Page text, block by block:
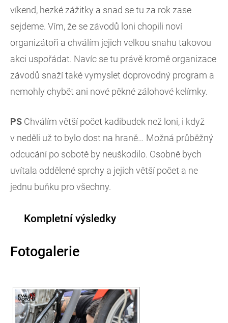
víkend, hezké zážitky a snad se tu za rok zase
sejdeme. Vím, že se závodů loni chopili noví
organizátoři a chválím jejich velkou snahu takovou
akci uspořádat. Navíc se tu právě kromě organizace
závodů snaží také vymyslet doprovodný program a
nemohly chybět ani nové pěkné zálohové kelímky.
PS Chválím větší počet kadibudek než loni, i když
v neděli už to bylo dost na hraně… Možná průběžný
odcucání po sobotě by neuškodilo. Osobně bych
uvítala oddělené sprchy a jejich větší počet a ne
jednu buňku pro všechny.
Kompletní výsledky
Fotogalerie